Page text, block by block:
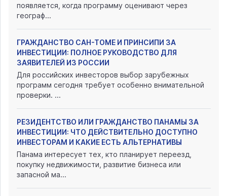
появляется, когда программу оценивают через
географ...
ГРАЖДАНСТВО САН-ТОМЕ И ПРИНСИПИ ЗА
ИНВЕСТИЦИИ: ПОЛНОЕ РУКОВОДСТВО ДЛЯ
ЗАЯВИТЕЛЕЙ ИЗ РОССИИ
Для российских инвесторов выбор зарубежных
программ сегодня требует особенно внимательной
проверки. ...
РЕЗИДЕНТСТВО ИЛИ ГРАЖДАНСТВО ПАНАМЫ ЗА
ИНВЕСТИЦИИ: ЧТО ДЕЙСТВИТЕЛЬНО ДОСТУПНО
ИНВЕСТОРАМ И КАКИЕ ЕСТЬ АЛЬТЕРНАТИВЫ
Панама интересует тех, кто планирует переезд,
покупку недвижимости, развитие бизнеса или
запасной ма...